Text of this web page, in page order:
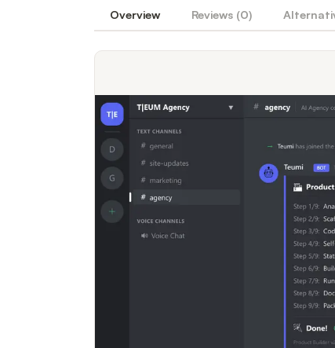
Overview Reviews (0)